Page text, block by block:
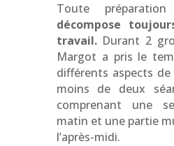
Toute
décompose
travail. Durant 2
Margot a pris le
différents aspects
moins de deux
comprenant une
matin et une partie
l’après-midi.